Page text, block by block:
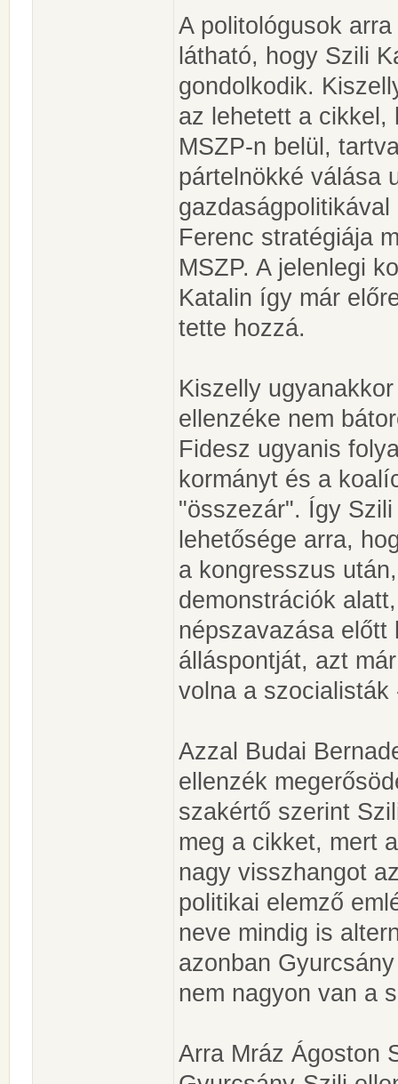
A politológusok
látható, hogy Szili
gondolkodik.
az lehetett a cikkel,
MSZP-n belül,
pártelnökké válása
Ferenc stratégiája
MSZP. A jelenlegi
Katalin így már
tette hozzá.
Kiszelly
ellenzéke nem
Fidesz ugyanis
kormányt és a
"összezár". Így
lehetősége arra,
a kongresszus
demonstrációk
népszavazása előtt
álláspontját, azt
volna a
Azzal Budai
ellenzék
szakértő szerint
meg a cikket, mert
nagy visszhangot
politikai elemző
neve mindig is
azonban
nem nagyon van a
Arra Mráz Ágoston